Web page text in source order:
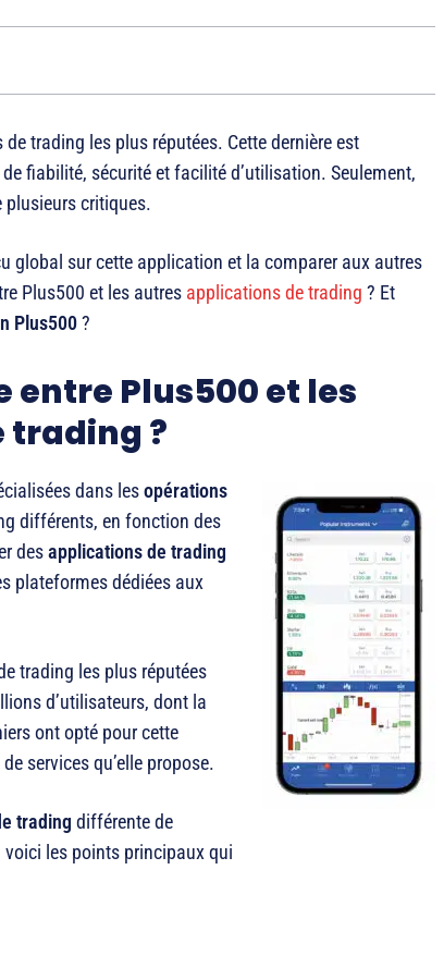
trading les plus réputées. Cette dernière est
fiabilité, sécurité et facilité d’utilisation. Seulement,
critiques.
global sur cette application et la comparer aux autres
Plus500 et les autres applications de trading ? Et
Plus500?
entre Plus500 et les
trading ?
dans lesopérations
différents, en fonction des
desapplications de trading
plateformes dédiées aux
trading les plus réputées
d’utilisateurs, dont la
ont opté pour cette
services qu’elle propose.
trading différente de
voici les points principaux qui